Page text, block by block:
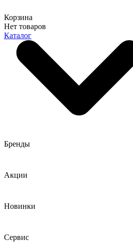
Корзина
Нет товаров
Каталог
Бренды
Акции
Новинки
Сервис